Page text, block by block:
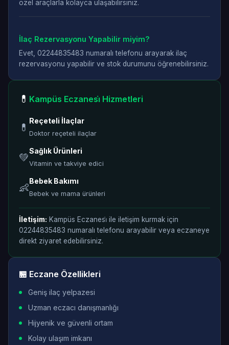
özel araçlarla kolayca ulaşabilirsiniz.
İlaç Rezervasyonu Yapabilir miyim?
Evet, 02244835483 numaralı telefonu arayarak ilaç
rezervasyonu yapabilir ve stok durumunu öğrenebilirsiniz.
💊 Kampüs Eczanesi̇ Hizmetleri
💊
Reçeteli İlaçlar
Doktor reçeteli ilaçlar
💚
Sağlık Ürünleri
Vitamin ve takviye edici
👶
Bebek Bakımı
Bebek ve mama ürünleri
İletişim: Kampüs Eczanesi̇ ile iletişim kurmak için
02244835483 numaralı telefonu arayabilir veya eczaneye
direkt ziyaret edebilirsiniz.
🏪 Eczane Özellikleri
Geniş ilaç yelpazesi
Uzman eczacı danışmanlığı
Hijyenik ve güvenli ortam
Kolay ulaşım imkanı